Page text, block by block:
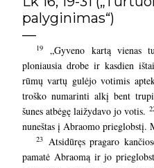
palyginimas“)
19
„Gyveno kartą vienas
ploniausia drobe ir kasdien
rūmų vartų gulėjo votimis
troško numarinti alkį bent
šunes atbėgę laižydavo jo votis.
nuneštas į Abraomo
23 Atsidūręs pragaro
pamatė Abraomą ir jo